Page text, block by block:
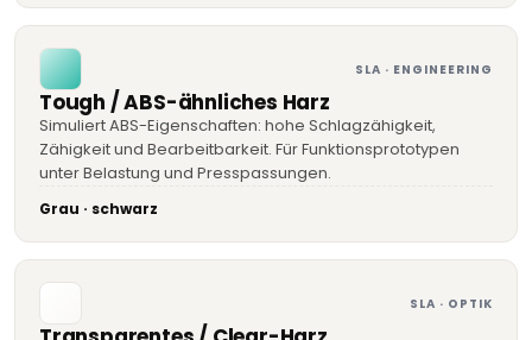
SLA · ENGINEERING
Tough / ABS-ähnliches Harz
Simuliert ABS-Eigenschaften: hohe Schlagzähigkeit,
Zähigkeit und Bearbeitbarkeit. Für Funktionsprototypen
unter Belastung und Presspassungen.
Grau · schwarz
SLA · OPTIK